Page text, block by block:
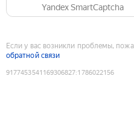
Yandex SmartCaptcha
Если у вас возникли проблемы,
обратной связи
9177453541169306827:1786022156